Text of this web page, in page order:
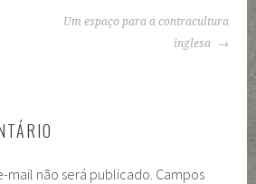
Um espaço para a contracultura
inglesa
mail não será publicado. Campos